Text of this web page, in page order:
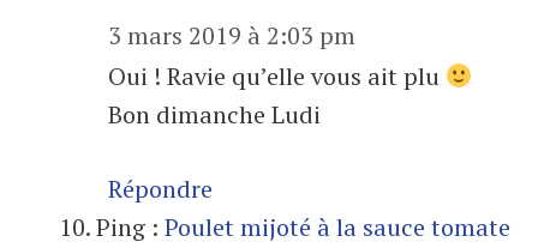
3 mars 2019 à 2:03 pm
Oui ! Ravie qu’elle vous ait plu
Bon dimanche Ludi
Répondre
Ping : Poulet mijoté à la sauce tomate